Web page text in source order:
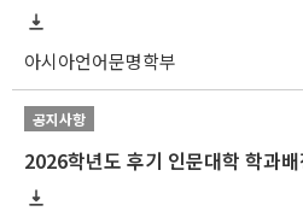
아시아언어문명학부
공지사항
2026학년도 후기 인문대학 학과